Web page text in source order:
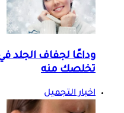
وداعًا لجفاف الجلد
تخلصك منه
اخبار التجميل